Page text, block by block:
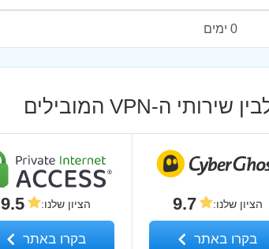
0 ימים
הציון שלנו:
9.7
בקרו באתר
הציון שלנו:
9.5
בקרו באתר